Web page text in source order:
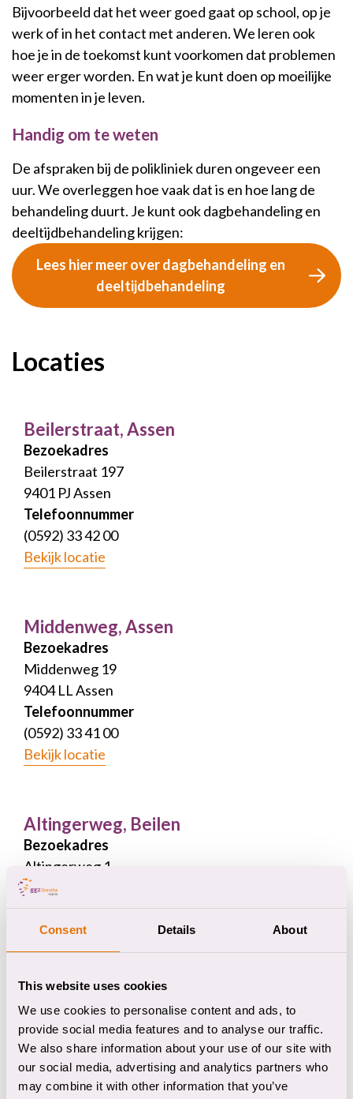
Consent Details About
This website uses cookies
We use cookies to personalise content and ads, to
provide social media features and to analyse our traffic.
We also share information about your use of our site with
our social media, advertising and analytics partners who
may combine it with other information that you’ve
Bijvoorbeeld dat het weer goed gaat op school, op je
werk of in het contact met anderen. We leren ook
hoe je in de toekomst kunt voorkomen dat problemen
weer erger worden. En wat je kunt doen op moeilijke
momenten in je leven.
Handig om te weten
De afspraken bij de polikliniek duren ongeveer een
uur. We overleggen hoe vaak dat is en hoe lang de
behandeling duurt. Je kunt ook dagbehandeling en
deeltijdbehandeling krijgen:
Lees hier meer over dagbehandeling en
deeltijdbehandeling
Locaties
Beilerstraat, Assen
Bezoekadres
Beilerstraat 197
9401 PJ Assen
Telefoonnummer
(0592) 33 42 00
Bekijk locatie
Middenweg, Assen
Bezoekadres
Middenweg 19
9404 LL Assen
Telefoonnummer
(0592) 33 41 00
Bekijk locatie
Altingerweg, Beilen
Bezoekadres
Altingerweg 1
9411 PA Beilen
Telefoonnummer
(0592) 33 48 00
Bekijk locaties en gebouwen
Boermarkeweg, Emmen
Bezoekadres
Boermarkeweg 70
7824 AA Emmen